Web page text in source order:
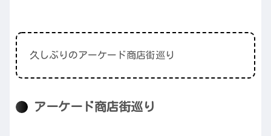
久しぶりのアーケード商店街巡り
アーケード商店街巡り